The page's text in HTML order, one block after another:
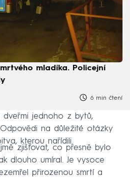
mladíka. Policejní
6 min čtení
jednoho z bytů,
na důležité otázky
kterou nařídili.
zjišťovat, co přesně bylo
dlouho umíral. Je vysoce
přirozenou smrtí a